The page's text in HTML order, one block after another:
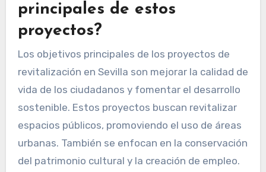
principales de estos
proyectos?
Los objetivos principales de los proyectos de
revitalización en Sevilla son mejorar la calidad de
vida de los ciudadanos y fomentar el desarrollo
sostenible. Estos proyectos buscan revitalizar
espacios públicos, promoviendo el uso de áreas
urbanas. También se enfocan en la conservación
del patrimonio cultural y la creación de empleo.